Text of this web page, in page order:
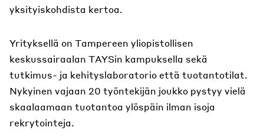
yksityiskohdista kertoa.
Yrityksellä on Tampereen yliopistollisen
keskussairaalan TAYSin kampuksella sekä
tutkimus- ja kehityslaboratorio että tuotantotilat.
Nykyinen vajaan 20 työntekijän joukko pystyy vielä
skaalaamaan tuotantoa ylöspäin ilman isoja
rekrytointeja.